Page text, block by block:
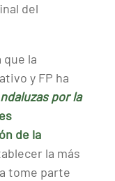
del
la
y FP ha
por la
de la
la más
tome parte